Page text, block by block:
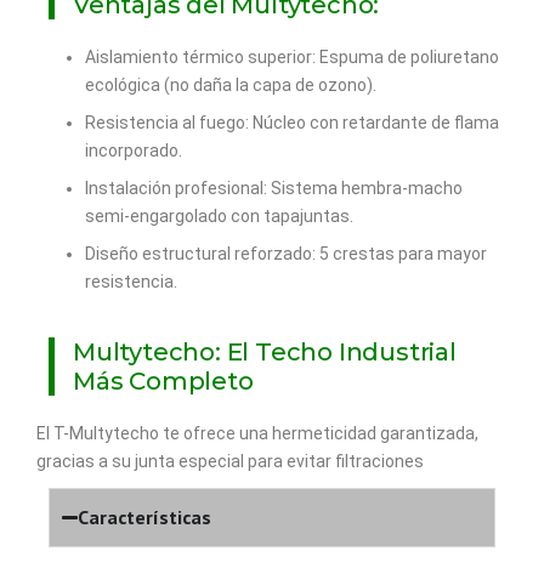
Aislamiento térmico superior: Espuma de poliuretano
ecológica (no daña la capa de ozono).
Resistencia al fuego: Núcleo con retardante de flama
incorporado.
Instalación profesional: Sistema hembra-macho
semi-engargolado con tapajuntas.
Diseño estructural reforzado: 5 crestas para mayor
resistencia.
Multytecho: El Techo Industrial
Más Completo
El T-Multytecho te ofrece una hermeticidad garantizada,
gracias a su junta especial para evitar filtraciones
Características